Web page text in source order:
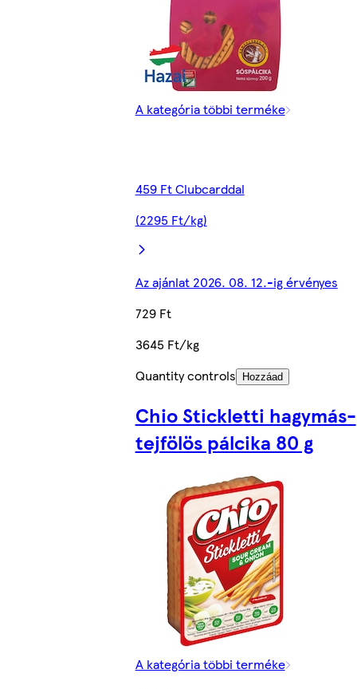
A kategória többi terméke
459 Ft Clubcarddal
(2295 Ft/kg)
Az ajánlat 2026. 08. 12.-ig érvényes
729 Ft
3645 Ft/kg
Quantity controls
Hozzáad
Chio Stickletti hagymás-
tejfölös pálcika 80 g
A kategória többi terméke